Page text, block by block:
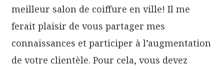
meilleur salon de coiffure en ville! Il me
ferait plaisir de vous partager mes
connaissances et participer à l’augmentation
de votre clientèle. Pour cela, vous devez